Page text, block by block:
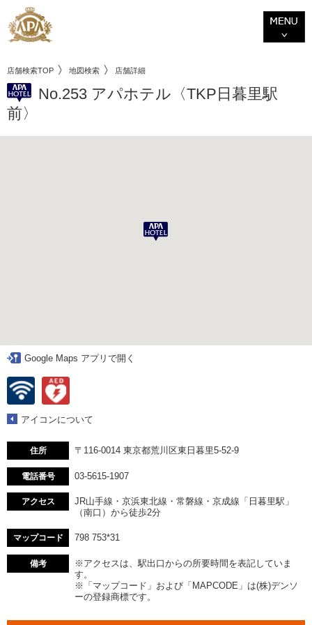
店舗検索TOP 地図検索 店舗詳細
No.253 アパホテル〈TKP日暮里駅
前〉
Google Maps アプリで開く
アイコンについて
住所 〒116-0014 東京都荒川区東日暮里5-52-9
電話番号 03-5615-1907
アクセス
JR山手線・京浜東北線・常磐線・京成線「日暮里駅」
（南口）から徒歩2分
マップコード 798 753*31
備考
※アクセスは、駅出口からの所要時間を表記していま
す。
※「マップコード」および「MAPCODE」は(株)デンソ
ーの登録商標です。